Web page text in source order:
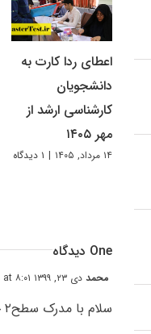
اعطای ردا کارت به
دانشجویان
کارشناسی ارشد از
مهر ۱۴۰۵
۱۴ مرداد, ۱۴۰۵ | ۱ دیدگاه
One دیدگاه
محمد دی ۲۳, ۱۳۹۹ at ۸:۰۱ ب٫ظ
سلام با مدرک سطح۲ حوزه آیا می شود در دانشگاه امنیت ملی شرکت کرد؟